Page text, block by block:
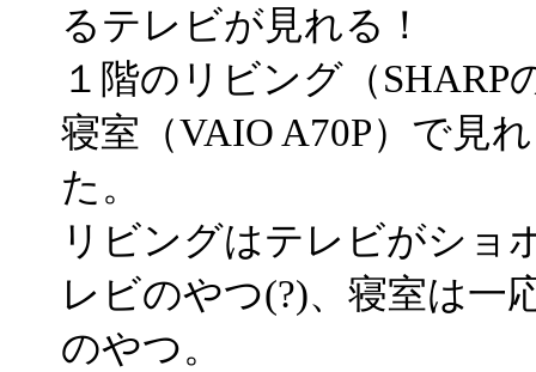
るテレビが見れる！
１階のリビング（SHARP
寝室（VAIO A70P）で見
た。
リビングはテレビがショ
レビのやつ(?)、寝室は一
のやつ。